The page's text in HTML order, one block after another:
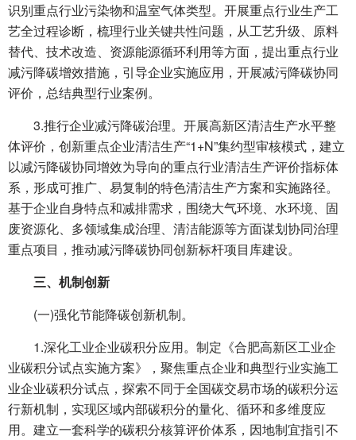
识别重点行业污染物和温室气体类型。开展重点行业生产工
艺全过程诊断，梳理行业关键共性问题，从工艺升级、原料
替代、技术改造、资源能源循环利用等方面，提出重点行业
减污降碳增效措施，引导企业实施应用，开展减污降碳协同
评价，总结典型行业案例。
3.推行企业减污降碳治理。开展高新区清洁生产水平整
体评价，创新重点企业清洁生产“1+N”集约型审核模式，建立
以减污降碳协同增效为导向的重点行业清洁生产评价指标体
系，形成可推广、易复制的特色清洁生产方案和实施路径。
基于企业自身特点和减排需求，围绕大气环境、水环境、固
废资源化、多领域集成治理、清洁能源等方面谋划协同治理
重点项目，推动减污降碳协同创新标杆项目库建设。
三、机制创新
(一)强化节能降碳创新机制。
1.深化工业企业碳积分应用。制定《合肥高新区工业企
业碳积分试点实施方案》，聚焦重点企业和典型行业实施工
业企业碳积分试点，探索不同于全国碳交易市场的碳积分运
行新机制，实现区域内部碳积分的量化、循环和多维度应
用。建立一套科学的碳积分核算评价体系，因地制宜指引不